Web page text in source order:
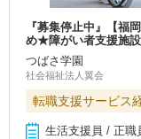
『募集停止中』【福
め★障がい者支援施
つばさ学園
社会福祉法人翼会
転職支援サービス
生活支援員 / 正職